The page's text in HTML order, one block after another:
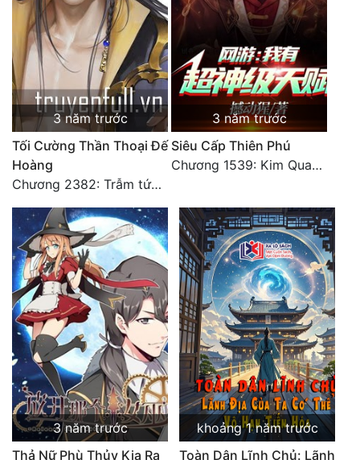
3 năm trước
Tối Cường Thần Thoại Đế
Hoàng
Chương 2382: Trẫm tức hết thảy (*Đại Kết Cục) (2)
3 năm trước
Siêu Cấp Thiên Phú
Chương 1539: Kim Quang Kiếm Tôn
3 năm trước
Thả Nữ Phù Thủy Kia Ra
khoảng 1 năm trước
Toàn Dân Lĩnh Chủ: Lãnh